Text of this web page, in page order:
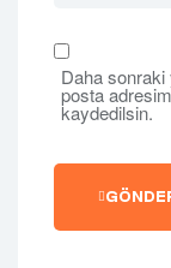
Daha sonraki
posta
kaydedilsin.